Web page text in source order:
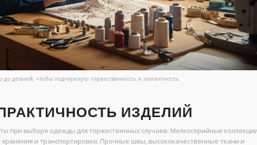
деталей, чтобы подчеркнуть торжественность и элегантность.
ИЗДЕЛИЙ
при выборе одежды для торжественных случаев. Мелкосерийные
хранения и транспортировки. Прочные швы, высококачественные ткани и